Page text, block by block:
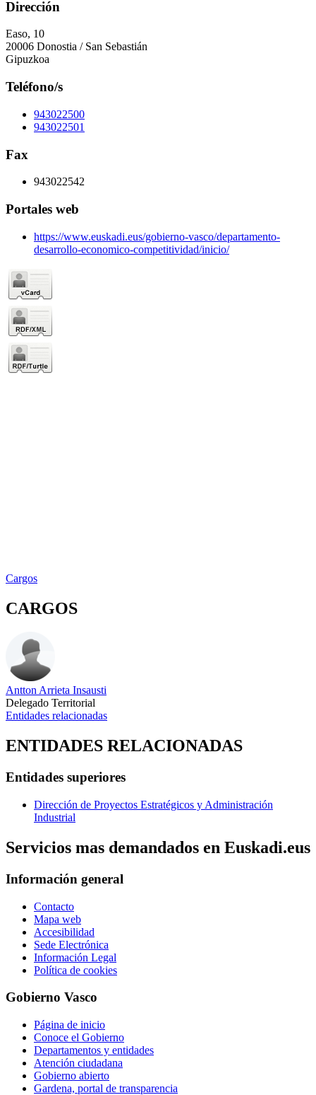
Dirección
Easo, 10
20006 Donostia / San Sebastián
Gipuzkoa
Teléfono/s
943022500
943022501
Fax
943022542
Portales web
https://www.euskadi.eus/gobierno-vasco/departamento-
desarrollo-economico-competitividad/inicio/
Cargos
CARGOS
Antton Arrieta Insausti
Delegado Territorial
Entidades relacionadas
ENTIDADES RELACIONADAS
Entidades superiores
Dirección de Proyectos Estratégicos y Administración
Industrial
Servicios mas demandados en Euskadi.eus
Información general
Contacto
Mapa web
Accesibilidad
Sede Electrónica
Información Legal
Política de cookies
Gobierno Vasco
Página de inicio
Conoce el Gobierno
Departamentos y entidades
Atención ciudadana
Gobierno abierto
Gardena, portal de transparencia